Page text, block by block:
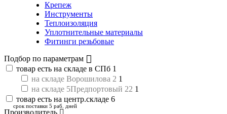
Крепеж
Инструменты
Теплоизоляция
Уплотнительные материалы
Фитинги резьбовые
Подбор по параметрам
товар есть на складе в СПб 1
на складе Ворошилова 2 1
на складе 5Предпортовый 22 1
товар есть на центр.складе 6
срок поставки 5 раб. дней